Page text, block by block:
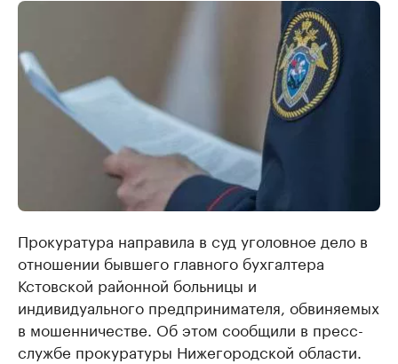
Прокуратура направила в суд уголовное дело в
отношении бывшего главного бухгалтера
Кстовской районной больницы и
индивидуального предпринимателя, обвиняемых
в мошенничестве. Об этом сообщили в пресс-
службе прокуратуры Нижегородской области.